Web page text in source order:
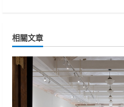
n
u
e
相關文章